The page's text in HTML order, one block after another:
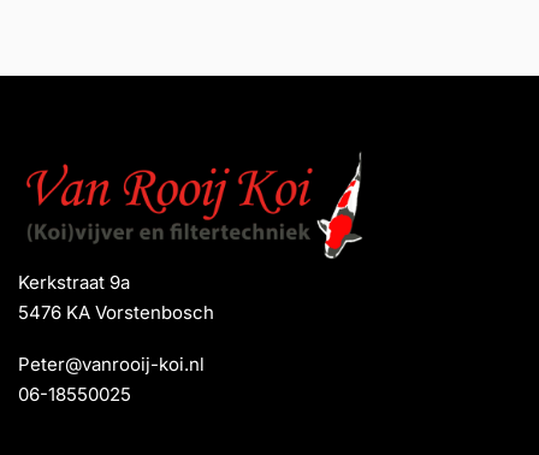
Kerkstraat 9a
5476 KA Vorstenbosch
Peter@vanrooij-koi.nl
06-18550025